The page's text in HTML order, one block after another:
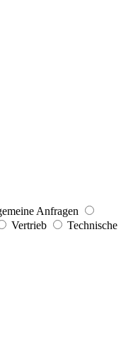
Anfragen
Vertrieb
Technische